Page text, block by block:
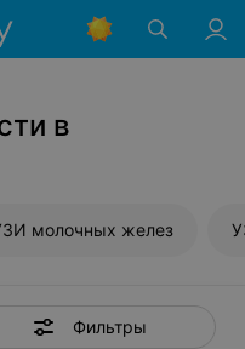
в
молочных желез
Фильтры